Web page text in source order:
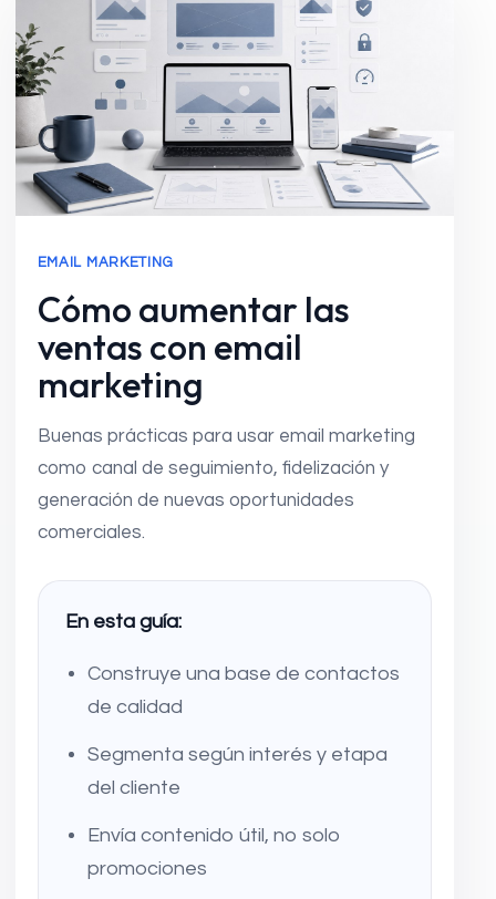
EMAIL MARKETING
Cómo aumentar las
ventas con email
marketing
Buenas prácticas para usar email marketing
como canal de seguimiento, fidelización y
generación de nuevas oportunidades
comerciales.
En esta guía:
Construye una base de contactos
de calidad
Segmenta según interés y etapa
del cliente
Envía contenido útil, no solo
promociones